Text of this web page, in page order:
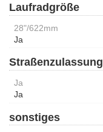
Laufradgröße
28"/622mm
Ja
Straßenzulassung
Ja
Ja
sonstiges